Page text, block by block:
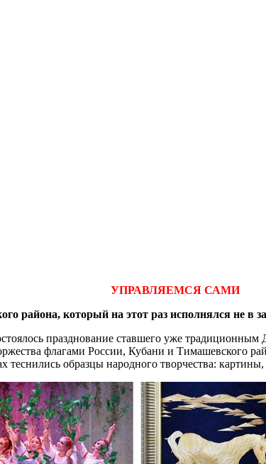
УПРАВЛЯЕМСЯ САМИ
района, который на этот раз исполнялся не в
празднование ставшего уже традиционным
флагами России, Кубани и Тимашевского
теснились образцы народного творчества: